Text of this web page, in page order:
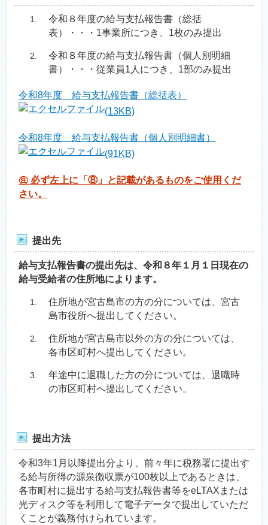
令和８年度の給与支払報告書（総括
表）・・・1事業所につき、1枚のみ提出
令和８年度の給与支払報告書（個人別明細
書）・・・従業員1人につき、1部のみ提出
令和8年度 給与支払報告書（総括表）
(13KB)
令和8年度 給与支払報告書（個人別明細書）
(91KB)
㊟ 必ず左上に「⑧」と記載があるものをご使用くだ
さい。
提出先
給与支払報告書の提出先は、令和８年１月１日現在の
給与受給者の住所地によります。
住所地が宮古島市の方の分については、宮古
島市役所へ提出してください。
住所地が宮古島市以外の方の分については、
各市区町村へ提出してください。
年途中に退職した方の分については、退職時
の市区町村へ提出してください。
提出方法
令和3年1月以降提出分より、前々年に税務署に提出す
る給与所得の源泉徴収票が100枚以上であるときは、
各市町村に提出する給与支払報告書等をeLTAXまたは
光ディスク等を利用して電子データで提出していただ
くことが義務付けられています。